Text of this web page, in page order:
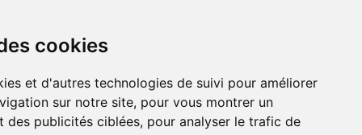
cookies
et d'autres technologies de suivi pour améliorer
sur notre site, pour vous montrer un
des publicités ciblées, pour analyser le trafic de
cookies
et d'autres technologies de suivi pour améliorer
sur notre site, pour vous montrer un
des publicités ciblées, pour analyser le trafic de